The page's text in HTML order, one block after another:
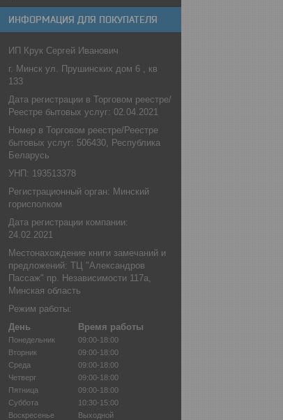
ИНФОРМАЦИЯ ДЛЯ ПОКУПАТЕЛЯ
ИП Крук Сергей Иванович
г. Минск ул. Прушинских дом 6 , кв
133
Дата регистрации в Торговом реестре/
Реестре бытовых услуг: 02.04.2021
Номер в Торговом реестре/Реестре
бытовых услуг: 506430, Республика
Беларусь
УНП: 193513378
Регистрационный орган: Минский
горисполком
Дата регистрации компании:
24.02.2021
Местонахождение книги замечаний и
предложений: ТЦ "Александров
Пассаж" пр. Независимости 117а,
Минская область
Режим работы:
День
Время работы
Понедельник
09:00-18:00
Вторник
09:00-18:00
Среда
09:00-18:00
Четверг
09:00-18:00
Пятница
09:00-18:00
Суббота
10:30-15:00
Воскресенье
Выходной